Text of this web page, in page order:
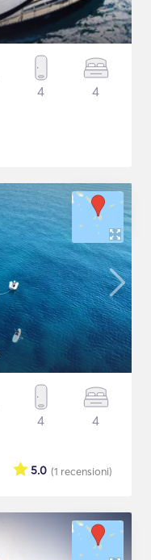
4 4
4 4
(1 recensioni)
5.0